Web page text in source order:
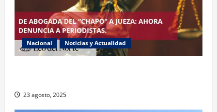
Nacional Noticias y Actualidad
23 agosto, 2025